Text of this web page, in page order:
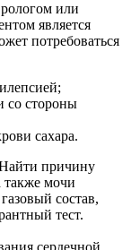
или
является
потребоваться
со стороны
сахара.
причину
также мочи
состав,
тест.